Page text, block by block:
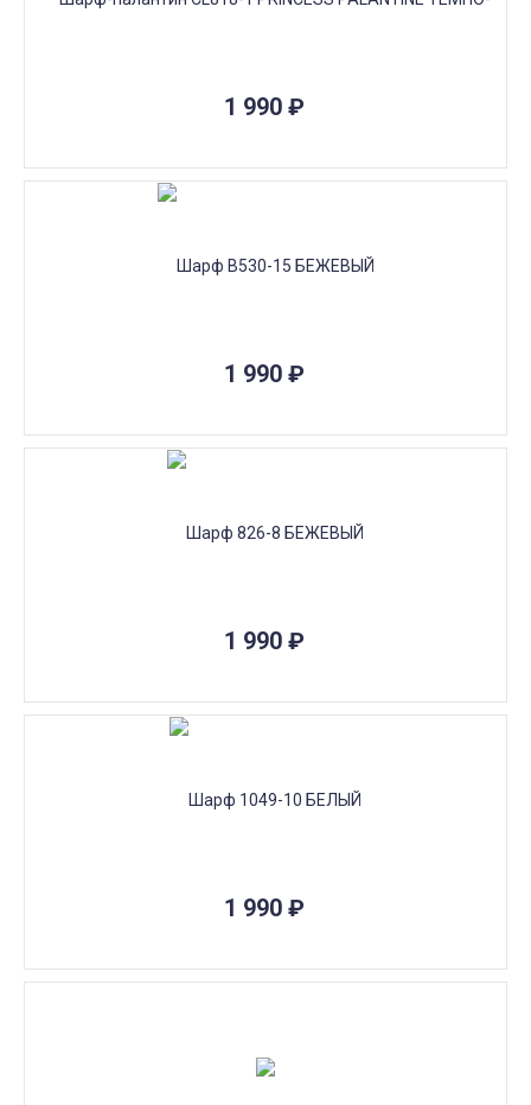
1 990 ₽
1 990 ₽
1 990 ₽
1 990 ₽